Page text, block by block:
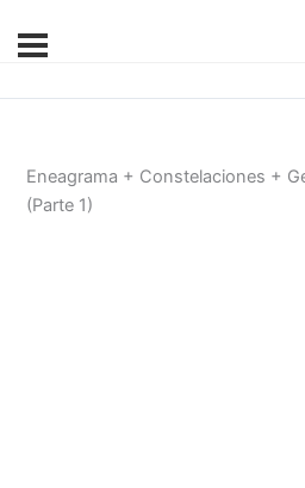
Eneagrama + Constelaciones +
(Parte 1)